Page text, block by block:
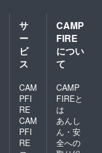
サ
ー
ビ
ス
CAM
PFI
RE
CAM
PFI
RE
CAMP
FIRE
につい
て
CAMP
FIREと
は
あんし
ん・安
全への